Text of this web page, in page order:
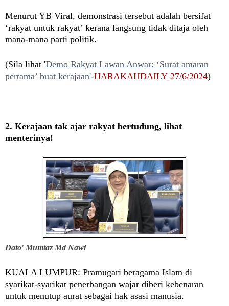
Menurut YB Viral, demonstrasi tersebut adalah bersifat
‘rakyat untuk rakyat’ kerana langsung tidak ditaja oleh
mana-mana parti politik.
(Sila lihat 'Demo Rakyat Lawan Anwar: ‘Surat amaran
pertama’ buat kerajaan'-HARAKAHDAILY 27/6/2024)
2. Kerajaan tak ajar rakyat bertudung, lihat
menterinya!
Dato' Mumtaz Md Nawi
KUALA LUMPUR: Pramugari beragama Islam di
syarikat-syarikat penerbangan wajar diberi kebenaran
untuk menutup aurat sebagai hak asasi manusia.